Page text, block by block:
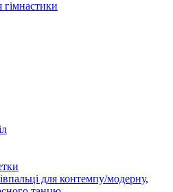
для контемпу/модерну,